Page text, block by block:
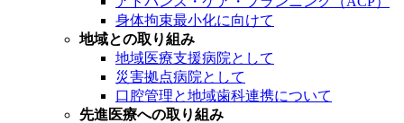
身体拘束最小化に向けて
地域との取り組み
地域医療支援病院として
災害拠点病院として
口腔管理と地域歯科連携について
先進医療への取り組み